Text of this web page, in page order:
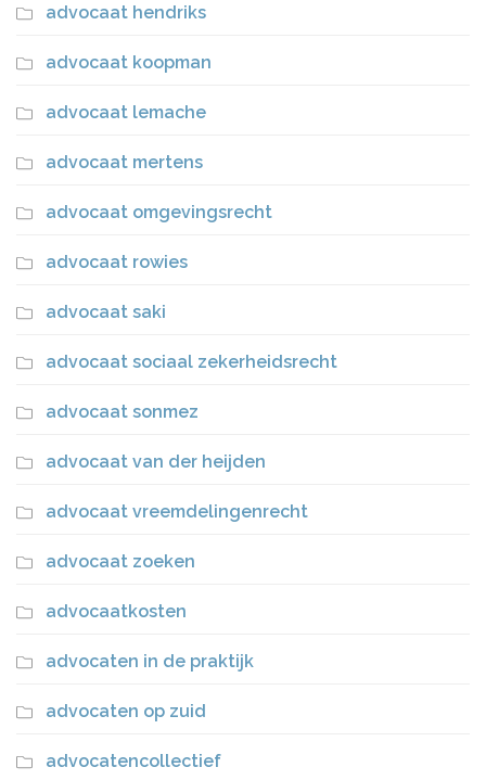
advocaat hendriks
advocaat koopman
advocaat lemache
advocaat mertens
advocaat omgevingsrecht
advocaat rowies
advocaat saki
advocaat sociaal zekerheidsrecht
advocaat sonmez
advocaat van der heijden
advocaat vreemdelingenrecht
advocaat zoeken
advocaatkosten
advocaten in de praktijk
advocaten op zuid
advocatencollectief